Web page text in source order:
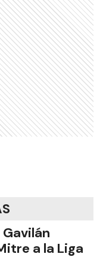
a la Liga